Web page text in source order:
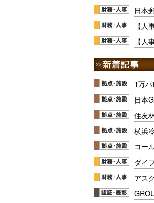
日本
【人
【人
1万
日本
住友
横浜
コー
ダイ
アス